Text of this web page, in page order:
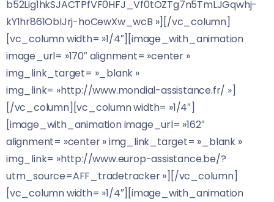
b52Lig1hkSJACTPfVF0HFJ_Vf0tOZTg7n5TmLJGqwhj-
kY1hr861ObIJrj-hoCewXw_wcB »][/vc_column]
[vc_column width= »1/4″][image_with_animation
image_url= »170″ alignment= »center »
img_link_target= »_blank »
img_link= »http://www.mondial-assistance.fr/ »]
[/vc_column][vc_column width= »1/4″]
[image_with_animation image_url= »162″
alignment= »center » img_link_target= »_blank »
img_link= »http://www.europ-assistance.be/?
utm_source=AFF_tradetracker »][/vc_column]
[vc_column width= »1/4″][image_with_animation